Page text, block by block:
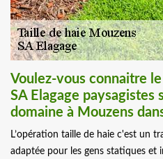
Voulez-vous connaitre
SA Elagage paysagistes
domaine à Mouzens
L’opération taille de haie c'est un
adaptée pour les gens statiques et